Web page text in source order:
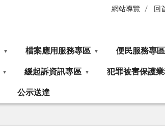
網站導覽 回
檔案應用服務專區 便民服務專區
緩起訴資訊專區 犯罪被害保護
公示送達